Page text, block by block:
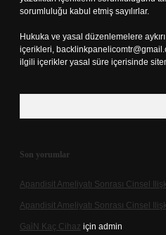
sorumluluğu kabul etmiş sayılırlar.
Hukuka ve yasal düzenlemelere
içerikleri,
ilgili içerikler yasal süre içerisinde
Son yorumlar
Apandisit Ameliyatı Sonrası Cinsel
Apandisit Ameliyatı Sonrası Cinsel
Gai̇N Kaç Cihaz için admin